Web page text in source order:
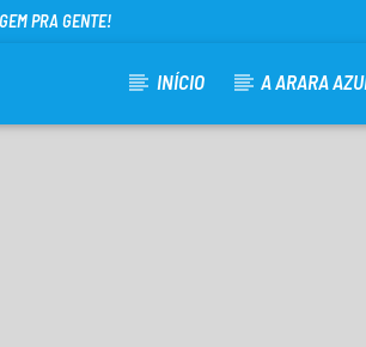
PRA GENTE!
INÍCIO A ARARA